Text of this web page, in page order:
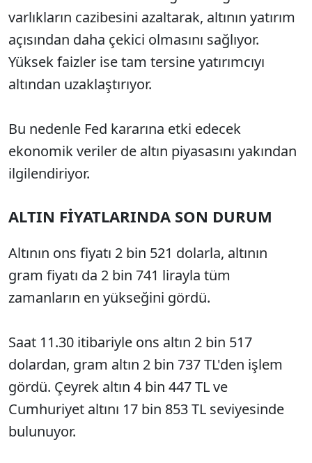
varlıkların cazibesini azaltarak, altının yatırım
açısından daha çekici olmasını sağlıyor.
Yüksek faizler ise tam tersine yatırımcıyı
altından uzaklaştırıyor.
Bu nedenle Fed kararına etki edecek
ekonomik veriler de altın piyasasını yakından
ilgilendiriyor.
ALTIN FİYATLARINDA SON DURUM
Altının ons fiyatı 2 bin 521 dolarla, altının
gram fiyatı da 2 bin 741 lirayla tüm
zamanların en yükseğini gördü.
Saat 11.30 itibariyle ons altın 2 bin 517
dolardan, gram altın 2 bin 737 TL'den işlem
gördü. Çeyrek altın 4 bin 447 TL ve
Cumhuriyet altını 17 bin 853 TL seviyesinde
bulunuyor.